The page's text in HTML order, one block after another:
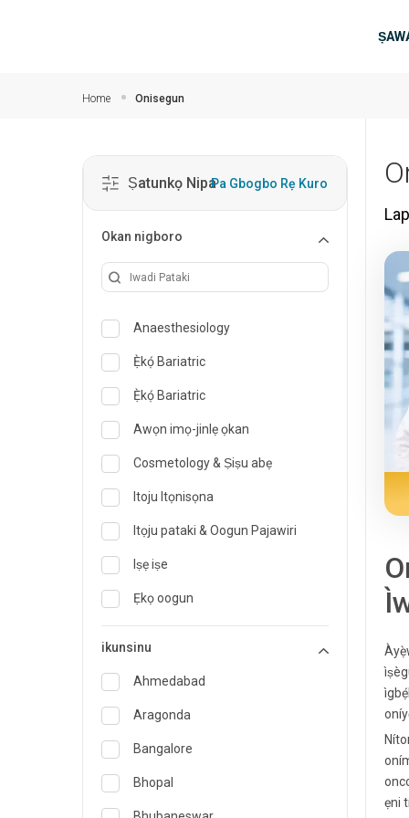
Home Onisegun
Ṣatunkọ NipaPa Gbogbo Rẹ Kuro
Okan nigboro
Anaesthesiology
Ẹ̀kọ́ Bariatric
Ẹ̀kọ́ Bariatric
Awọn imọ-jinlẹ ọkan
Cosmetology & Ṣiṣu abẹ
Itoju Itọnisọna
Itọju pataki & Oogun Pajawiri
Iṣẹ iṣe
Ẹkọ oogun
ikunsinu
Ahmedabad
Aragonda
Bangalore
Bhopal
ẹni